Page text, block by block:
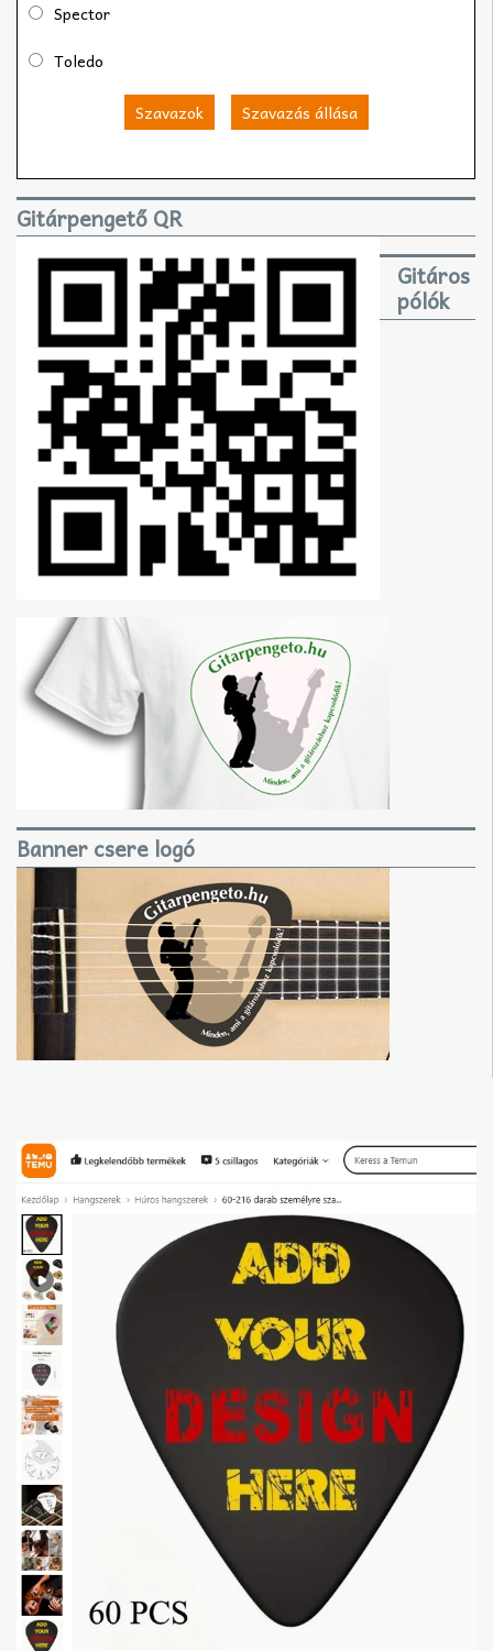
Spector
Toledo
Szavazok Szavazás állása
Gitárpengető QR
Gitáros
pólók
Banner csere logó